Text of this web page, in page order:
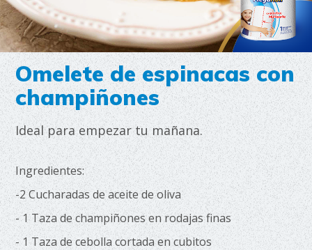
Omelete de espinacas con
champiñones
Ideal para empezar tu mañana.
Ingredientes:
-2 Cucharadas de aceite de oliva
- 1 Taza de champiñones en rodajas finas
- 1 Taza de cebolla cortada en cubitos